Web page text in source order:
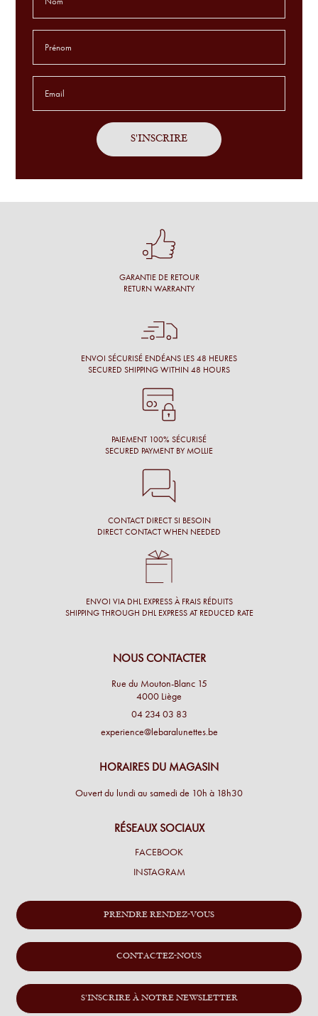
L'aide du choix des lunettes est extraordinaire. Jamais connu
ça avant. je suis COMBLÉ !
Service sur mesure, avec patience sur des montures
un grand choix et fait des commentaires pertinents.
Une cliente
Conseil personnalisé et surtout une proposition de montures
de l’opticien et beaucoup de conscience professionnelle.
Conseil, large choix de montures, originalité des montures.
GARANTIE DE RETOUR
RETURN WARRANTY
ENVOI SÉCURISÉ ENDÉANS LES 48 HEURES
SECURED SHIPPING WITHIN 48 HOURS
PAIEMENT 100% SÉCURISÉ
SECURED PAYMENT BY MOLLIE
CONTACT DIRECT SI BESOIN
DIRECT CONTACT WHEN NEEDED
ENVOI VIA DHL EXPRESS À FRAIS RÉDUITS
SHIPPING THROUGH DHL EXPRESS AT REDUCED RATE
NOUS CONTACTER
Rue du Mouton-Blanc 15
4000 Liège
04 234 03 83
experience@lebaralunettes.be
HORAIRES DU MAGASIN
Ouvert du lundi au samedi de 10h à 18h30
RÉSEAUX SOCIAUX
FACEBOOK
INSTAGRAM
PRENDRE RENDEZ-VOUS
CONTACTEZ-NOUS
S'INSCRIRE À NOTRE NEWSLETTER